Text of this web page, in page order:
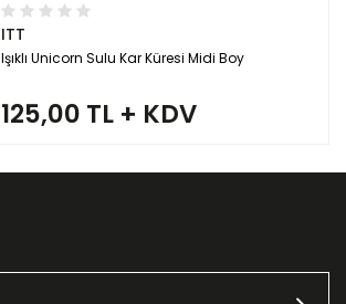
ITT
Işıklı Unicorn Sulu Kar Küresi Midi Boy
125,00 TL + KDV